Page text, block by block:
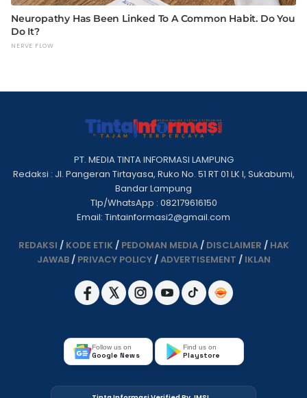
PT. MEDIA TINTA INFORMASI LAMPUNG
Redaksi : Jl. Pangeran Tirtayasa, Ruko No. 51 RT 01 LK I, Sukabumi,
Bandar Lampung
Tlp/WhatsApp : 082179616150
Email: Tintainformasi2@gmail.com
REDAKSI / KODE ETIK / PEDOMAN MEDIA/ DISCLAIMER / HAK
JAWAB/ PRIVACY POLICY/ADVERTISEMENT / IKLAN
Follow us on
Google News
Find us on
Playstore